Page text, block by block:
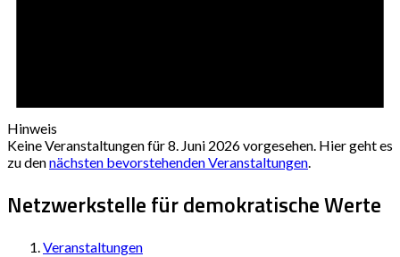
Hinweis
Keine Veranstaltungen für 8. Juni 2026 vorgesehen. Hier geht es
zu dennächsten bevorstehenden Veranstaltungen.
Netzwerkstelle für demokratische Werte
Veranstaltungen